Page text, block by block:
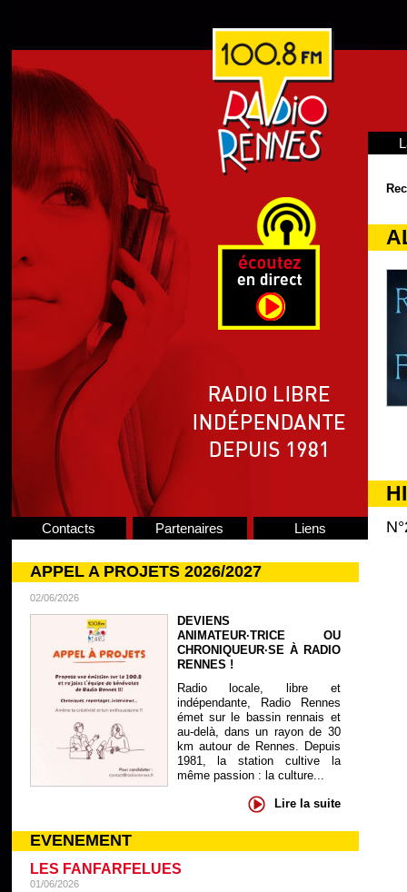
Contacts Partenaires Liens
APPEL A PROJETS 2026/2027
02/06/2026
DEVIENS
ANIMATEUR·TRICE OU
CHRONIQUEUR·SE À RADIO
RENNES !
Radio locale, libre et
indépendante, Radio Rennes
émet sur le bassin rennais et
au-delà, dans un rayon de 30
km autour de Rennes. Depuis
1981, la station cultive la
même passion : la culture...
Lire la suite
EVENEMENT
LES FANFARFELUES
01/06/2026